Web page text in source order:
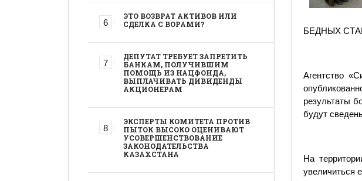
ЭТО ВОЗВРАТ АКТИВОВ ИЛИ
СДЕЛКА С ВОРАМИ?
ДЕПУТАТ ТРЕБУЕТ ЗАПРЕТИТЬ
БАНКАМ, ПОЛУЧИВШИМ
ПОМОЩЬ ИЗ НАЦФОНДА,
ВЫПЛАЧИВАТЬ ДИВИДЕНДЫ
АКЦИОНЕРАМ
ЭКСПЕРТЫ КОМИТЕТА ПРОТИВ
ПЫТОК ВЫСОКО ОЦЕНИВАЮТ
УСОВЕРШЕНСТВОВАНИЕ
ЗАКОНОДАТЕЛЬСТВА
КАЗАХСТАНА
БЕДНЫХ
Агентство
результаты
будут
На
увеличиться